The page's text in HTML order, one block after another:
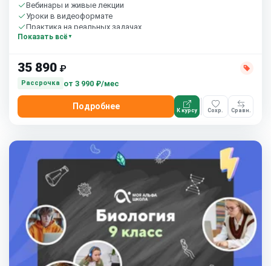
Вебинары и живые лекции
Уроки в видеоформате
Практика на реальных задачах
Домашние задания с проверкой
Показать всё
35 890 ₽
Рассрочка от 3 990 ₽/мес
Подробнее К курсу Сохр. Сравн.